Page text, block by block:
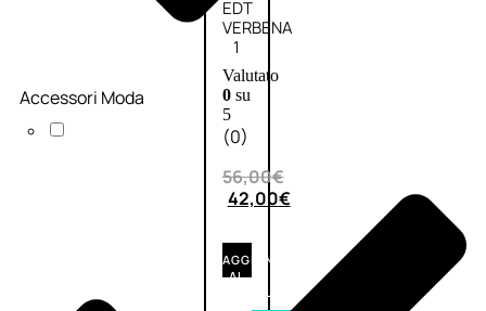
EDT
VERBENA
1
Valutato
0su
5
(0)
56,00€
42,00€
AGGIUNGI
AL
CARRELLO
Accessori Moda